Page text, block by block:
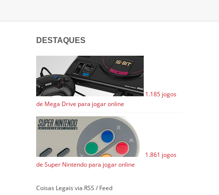
DESTAQUES
1.185 jogos
de Mega Drive para jogar online
1.861 jogos
de Super Nintendo para jogar online
Coisas Legais via RSS / Feed